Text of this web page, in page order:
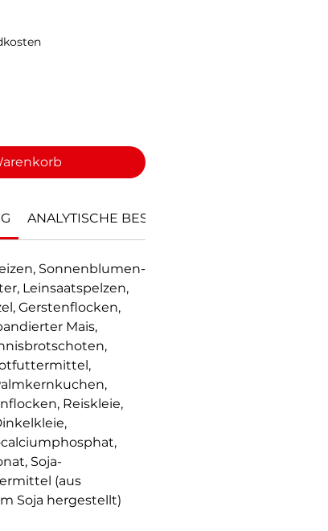
ANALYTISCHE BESTANDTEILE
Sonnenblumen-
Leinsaatspelzen,
Gerstenflocken,
Mais,
Reiskleie,
Soja-
(aus
Soja hergestellt)